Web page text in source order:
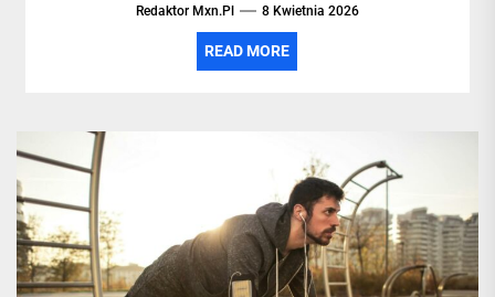
Redaktor Mxn.pl 8 Kwietnia 2026
READ MORE